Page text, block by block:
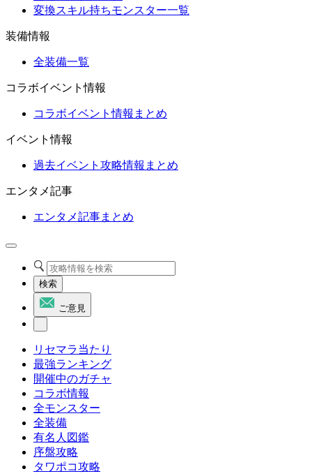
変換スキル持ちモンスター一覧
装備情報
全装備一覧
コラボイベント情報
コラボイベント情報まとめ
イベント情報
過去イベント攻略情報まとめ
エンタメ記事
エンタメ記事まとめ
検索
ご意見
リセマラ当たり
最強ランキング
開催中のガチャ
コラボ情報
全モンスター
全装備
有名人図鑑
序盤攻略
タワポコ攻略